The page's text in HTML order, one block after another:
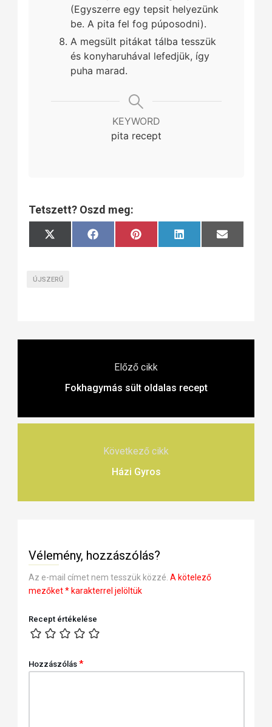
(Egyszerre egy tepsit helyezünk
be. A pita fel fog púposodni).
A megsült pitákat tálba tesszük
és konyharuhával lefedjük, így
puha marad.
KEYWORD
pita recept
Tetszett? Oszd meg:
Share
on
X
(Twitter)
Share
on
Facebook Share
on
Pinterest
Share
on
LinkedIn
Share
on
Email
ÚJSZERŰ
Előző cikk
Fokhagymás sült oldalas recept
Következő cikk
Házi Gyros
Vélemény, hozzászólás?
Az e-mail címet nem tesszük közzé. A kötelező
mezőket*karakterrel jelöltük
Recept értékelése
Hozzászólás *